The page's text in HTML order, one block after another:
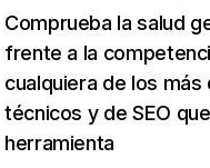
Comprueba la salud
frente a la
cualquiera de los
técnicos y de SEO
herramienta